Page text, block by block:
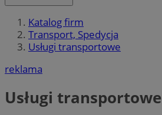
Katalog firm
Transport, Spedycja
Usługi transportowe
reklama
Usługi transportowe